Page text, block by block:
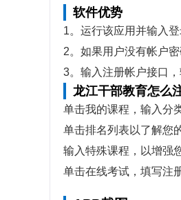
软件优势
1。运行该应用并输入登
2。如果用户没有帐户
3。输入注册帐户接口
龙江干部教育怎么
单击我的课程，输入分
单击排名列表以了解您
输入特殊课程，以增强
单击在线考试，填写注